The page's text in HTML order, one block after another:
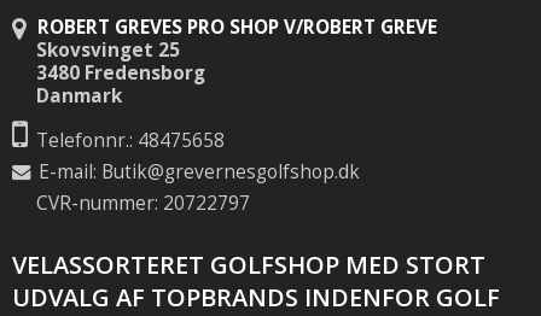
ROBERT GREVES PRO SHOP V/ROBERT GREVE
Skovsvinget 25
3480 Fredensborg
Danmark
Telefonnr.: 48475658
E-mail: Butik@grevernesgolfshop.dk
CVR-nummer: 20722797
VELASSORTERET GOLFSHOP MED STORT
UDVALG AF TOPBRANDS INDENFOR GOLF